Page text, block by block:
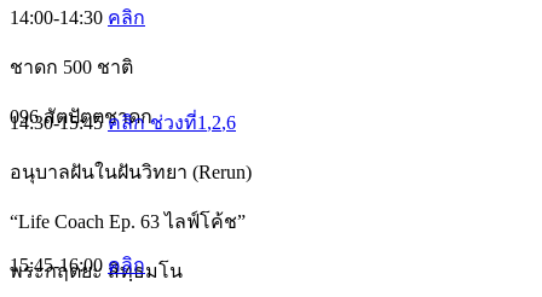
14:00-14:30 คลิก
ชาดก 500 ชาติ
096 สัตปัตตชาดก
14:30-15:45คลิก ช่วงที่1 ,2,6
อนุบาลฝันในฝันวิทยา (Rerun)
“Life Coach Ep. 63 ไลฟ์โค้ช”
พระกฤตยะ สิทฺธมโน
15:45-16:00 คลิก